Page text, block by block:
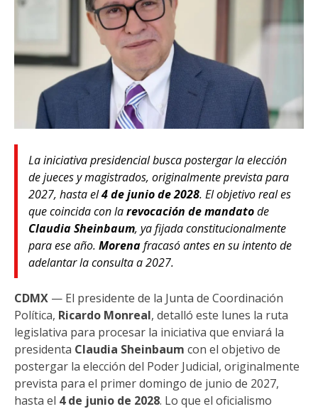
La iniciativa presidencial busca postergar la elección
de jueces y magistrados, originalmente prevista para
2027, hasta el4 de junio de 2028. El objetivo real es
que coincida con larevocación de mandatode
Claudia Sheinbaum, ya fijada constitucionalmente
para ese año. Morenafracasó antes en su intento de
adelantar la consulta a 2027.
CDMX — El presidente de la Junta de Coordinación
Política, Ricardo Monreal, detalló este lunes la ruta
legislativa para procesar la iniciativa que enviará la
presidenta Claudia Sheinbaum con el objetivo de
postergar la elección del Poder Judicial, originalmente
prevista para el primer domingo de junio de 2027,
hasta el 4 de junio de 2028. Lo que el oficialismo